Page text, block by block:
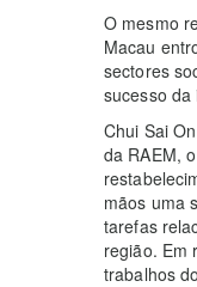
O mesmo
Macau
sectores
sucesso da
Chui Sai
da RAEM,
mãos uma
tarefas
região. Em
trabalhos